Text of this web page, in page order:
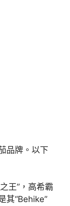
品牌。以下
王”，高希霸
其“Behike”